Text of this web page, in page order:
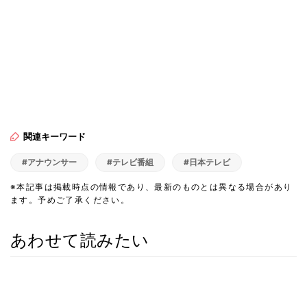
関連キーワード
#アナウンサー #テレビ番組 #日本テレビ
※本記事は掲載時点の情報であり、最新のものとは異なる場合があり
ます。予めご了承ください。
あわせて読みたい